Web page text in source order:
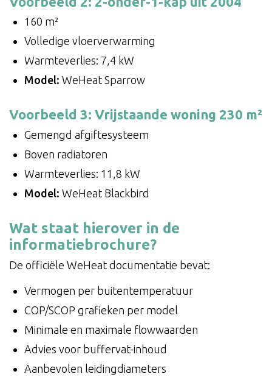
160 m²
Volledige vloerverwarming
Warmteverlies: 7,4 kW
Model: WeHeat Sparrow
Voorbeeld 3: Vrijstaande woning 230 m²
Gemengd afgiftesysteem
Boven radiatoren
Warmteverlies: 11,8 kW
Model: WeHeat Blackbird
Wat staat hierover in de
informatiebrochure?
De officiële WeHeat documentatie bevat:
Vermogen per buitentemperatuur
COP/SCOP grafieken per model
Minimale en maximale flowwaarden
Advies voor buffervat-inhoud
Aanbevolen leidingdiameters